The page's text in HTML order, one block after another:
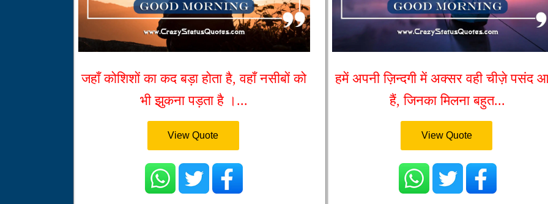
जहाँ कोशिशों का कद बड़ा होता है, वहाँ नसीबों को
भी झुकना पड़ता है ।...
View Quote
हमें अपनी ज़िन्दगी में अक्सर वही चीज़े पसंद
हैं, जिनका मिलना बहुत...
View Quote